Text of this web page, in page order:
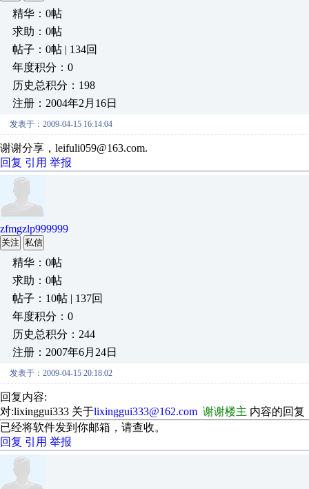
精华：0帖
求助：0帖
帖子：0帖 | 134回
年度积分：0
历史总积分：198
注册：2004年2月16日
发表于：2009-04-15 16:14:04
谢谢分享，leifuli059@163.com.
回复 引用 举报
zfmgzlp999999
关注 私信
精华：0帖
求助：0帖
帖子：10帖 | 137回
年度积分：0
历史总积分：244
注册：2007年6月24日
发表于：2009-04-15 20:18:02
回复内容:
对:lixinggui333 关于lixinggui333@162.com 谢谢楼主 内容的回复
已经将软件发到你邮箱，请查收。
回复 引用 举报